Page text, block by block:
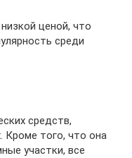
ценой, что
среди
средств,
Кроме того, что она
участки, все